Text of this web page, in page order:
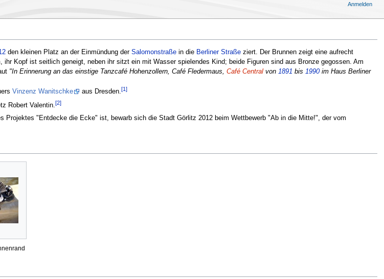
den kleinen Platz an der Einmündung der Salomonstraßein die Berliner Straßeziert. Der Brunnen zeigt eine aufrecht
Kopf ist seitlich geneigt, neben ihr sitzt ein mit Wasser spielendes Kind; beide Figuren sind aus Bronze gegossen. Am
"In Erinnerung an das einstige Tanzcafé Hohenzollern, Café Fledermaus, Café Centralvon 1891 bis 1990im Haus Berliner
Vinzenz Wanitschke aus Dresden.[1]
Robert Valentin.[2]
Projektes "Entdecke die Ecke" ist, bewarb sich die Stadt Görlitz 2012 beim Wettbewerb "Ab in die Mitte!", der vom
Anmelden